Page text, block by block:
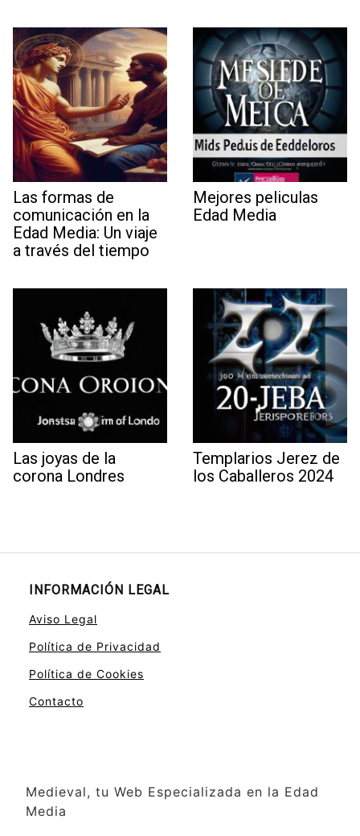
Las formas de
comunicación en la
Edad Media: Un viaje
a través del tiempo
Mejores peliculas
Edad Media
Las joyas de la
corona Londres
Templarios Jerez de
los Caballeros 2024
INFORMACIÓN LEGAL
Aviso Legal
Política de Privacidad
Política de Cookies
Contacto
Medieval, tu Web Especializada en la Edad
Media